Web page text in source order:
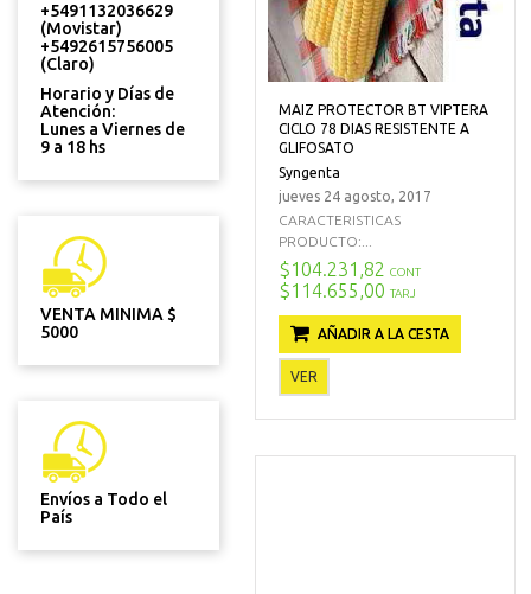
+5491132036629
(Movistar)
+5492615756005
(Claro)
Horario y Días de
Atención:
Lunes a Viernes de
9 a 18 hs
VENTA MINIMA $
5000
Envíos a Todo el
País
MAIZ PROTECTOR BT VIPTERA
CICLO 78 DIAS RESISTENTE A
GLIFOSATO
Syngenta
jueves 24 agosto, 2017
CARACTERISTICAS
PRODUCTO:...
$104.231,82 CONT
$114.655,00 TARJ
AÑADIR A LA CESTA
VER